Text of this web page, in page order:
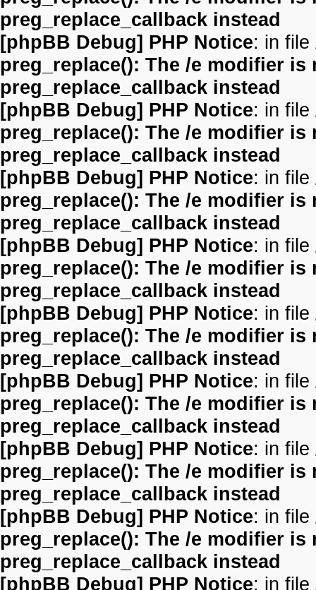
preg_replace_callback instead
[phpBB Debug] PHP Notice: in file
preg_replace(): The /e modifier
preg_replace_callback instead
[phpBB Debug] PHP Notice: in file
preg_replace(): The /e modifier
preg_replace_callback instead
[phpBB Debug] PHP Notice: in file
preg_replace(): The /e modifier
preg_replace_callback instead
[phpBB Debug] PHP Notice: in file
preg_replace(): The /e modifier
preg_replace_callback instead
[phpBB Debug] PHP Notice: in file
preg_replace(): The /e modifier
preg_replace_callback instead
[phpBB Debug] PHP Notice: in file
preg_replace(): The /e modifier
preg_replace_callback instead
[phpBB Debug] PHP Notice: in file
preg_replace(): The /e modifier
preg_replace_callback instead
[phpBB Debug] PHP Notice: in file
preg_replace(): The /e modifier
preg_replace_callback instead
[phpBB Debug] PHP Notice: in file